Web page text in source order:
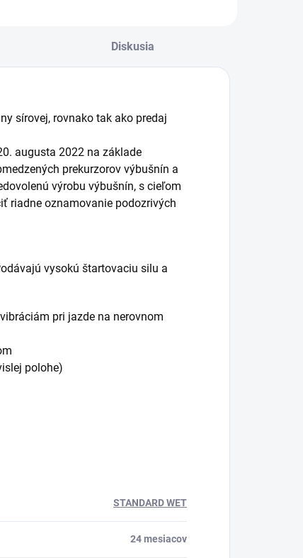
Diskusia
sírovej, rovnako tak ako predaj
augusta 2022 na základe
prekurzorov výbušnín a
výrobu výbušnín, s cieľom
riadne oznamovanie podozrivých
vysokú štartovaciu silu a
pri jazde na nerovnom
polohe)
STANDARD WET
24 mesiacov